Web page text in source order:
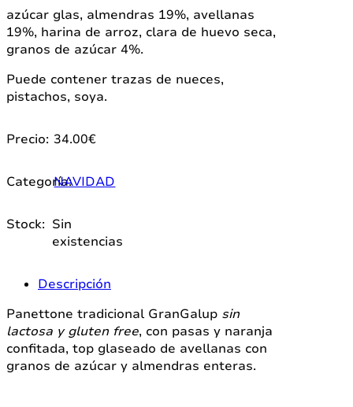
azúcar glas, almendras 19%, avellanas
19%, harina de arroz, clara de huevo seca,
granos de azúcar 4%.
Puede contener trazas de nueces,
pistachos, soya.
Precio: 34.00€
Categoría:NAVIDAD
Stock: Sin
existencias
Descripción
Panettone tradicional GranGalup sin
lactosa y gluten free, con pasas y naranja
confitada, top glaseado de avellanas con
granos de azúcar y almendras enteras.